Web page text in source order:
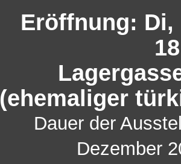
Eröffnung: Di,
(ehemaliger
Dauer der
Dezember